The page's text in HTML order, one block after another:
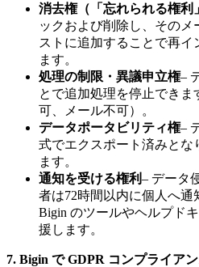
消去権（「忘れられる権利
ックおよび削除し、そのメ
ストに追加することで再イ
ます。
処理の制限・異議申立権–
とで追加処理を停止でき
可、メール不可）。
データポータビリティ権–
式でエクスポート済みとな
ます。
通知を受ける権利– データ
者は72時間以内に個人へ通
Bigin のツールやヘルプド
援します。
7. Bigin で GDPR コンプライア